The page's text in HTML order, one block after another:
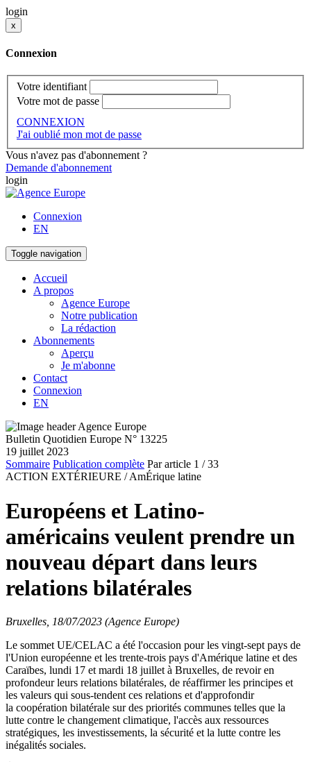
login
x
Connexion
Votre identifiant
Votre mot de passe
CONNEXION
J'ai oublié mon mot de passe
Vous n'avez pas d'abonnement ?
Demande d'abonnement
login
Connexion
EN
Toggle navigation
Accueil
A propos
Agence Europe
Notre publication
La rédaction
Abonnements
Aperçu
Je m'abonne
Contact
Connexion
EN
Bulletin Quotidien Europe N° 13225
19 juillet 2023
Sommaire Publication complète Par article 1 / 33
ACTION EXTÉRIEURE / AmÉrique latine
Européens et Latino-
américains veulent prendre un
nouveau départ dans leurs
relations bilatérales
Bruxelles, 18/07/2023 (Agence Europe)
Le sommet UE/CELAC a été l'occasion pour les vingt-sept pays de
l'Union européenne et les trente-trois pays d'Amérique latine et des
Caraïbes, lundi 17 et mardi 18 juillet à Bruxelles, de revoir en
profondeur leurs relations bilatérales, de réaffirmer les principes et
les valeurs qui sous-tendent ces relations et d'approfondir
la coopération bilatérale sur des priorités communes telles que la
lutte contre le changement climatique, l'accès aux ressources
stratégiques, les investissements, la sécurité et la lutte contre les
inégalités sociales.